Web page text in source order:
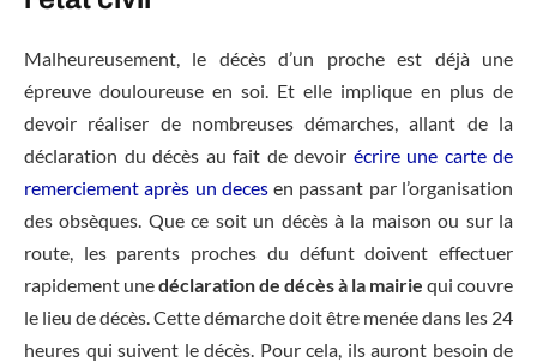
Malheureusement, le décès d’un proche est déjà une
épreuve douloureuse en soi. Et elle implique en plus de
devoir réaliser de nombreuses démarches, allant de la
déclaration du décès au fait de devoir écrire une carte de
remerciement après un decesen passant par l’organisation
des obsèques. Que ce soit un décès à la maison ou sur la
route, les parents proches du défunt doivent effectuer
rapidement unedéclaration de décès à la mairie qui couvre
le lieu de décès. Cette démarche doit être menée dans les 24
heures qui suivent le décès. Pour cela, ils auront besoin de